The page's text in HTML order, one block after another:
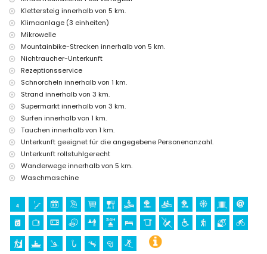
Haus)
Sehenswürdigkeiten und Kultur in Denia, Costa Blanca
Kirche (Sant Antoni de Pádua) (innerhalb von 5 Kilometern von der
Unterkunft)
Museum (Museo Arqueológico de Denia), Burg (Castillo de Denia),
Ruine (Torre del Gerro), Denkmal (Playmobil Denia),
architektonisches Gebäude (Ayuntamiento de Denia) und
historischer Ort (Túnel del Castillo) (innerhalb von 10 Kilometern
von der Unterkunft)
Palast (Königspalast von Valencia) (innerhalb von 25 Kilometern
von der Unterkunft)
Sport
Kanufahren, Kajakfahren, Angeln, Tauchen, Schnorcheln und Surfen
(innerhalb von 1000 Metern von der Wohnung)
Wandern, Mountainbiking, Radfahren und Klettern (innerhalb von 5
Kilometern von der Wohnung)
Klettersteig innerhalb von 5 km.
Klimaanlage (3 einheiten)
Mikrowelle
Mountainbike-Strecken innerhalb von 5 km.
Nichtraucher-Unterkunft
Rezeptionsservice
Schnorcheln innerhalb von 1 km.
Strand innerhalb von 3 km.
Supermarkt innerhalb von 3 km.
Surfen innerhalb von 1 km.
Tauchen innerhalb von 1 km.
Unterkunft geeignet für die angegebene Personenanzahl.
Unterkunft rollstuhlgerecht
Wanderwege innerhalb von 5 km.
Waschmaschine